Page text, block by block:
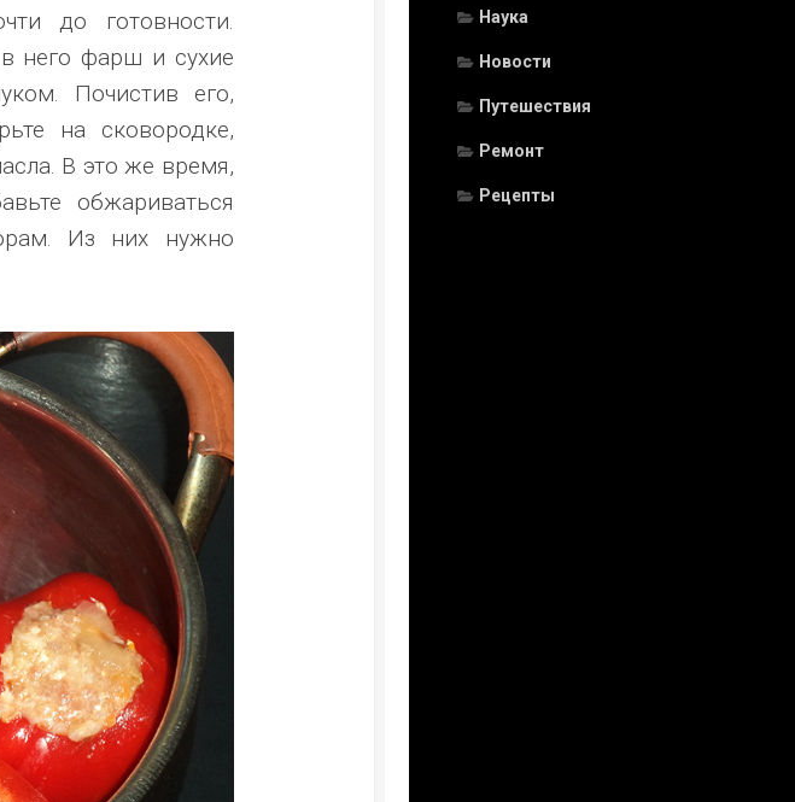
Наука
Новости
Путешествия
Ремонт
Рецепты
до готовности.
него фарш и сухие
Почистив его,
на сковородке,
В это же время,
обжариваться
Из них нужно